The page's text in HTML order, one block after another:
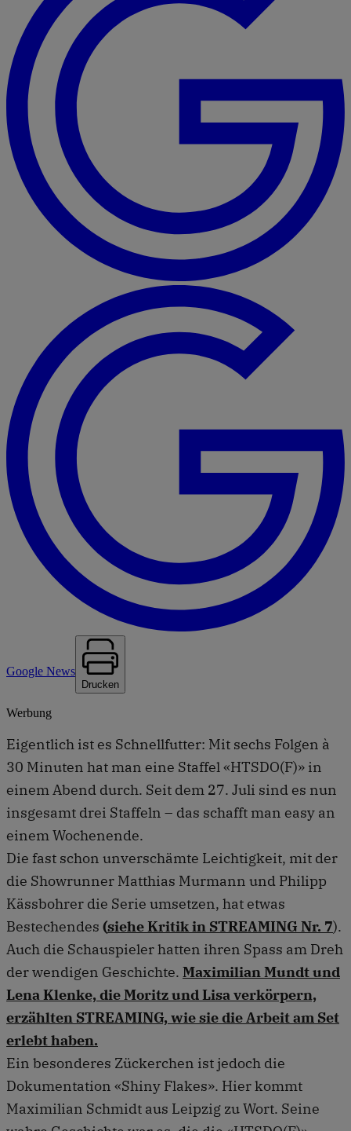
Google News
Drucken
Werbung
Eigentlich ist es Schnellfutter: Mit sechs Folgen à
30 Minuten hat man eine Staffel «HTSDO(F)» in
einem Abend durch. Seit dem 27. Juli sind es nun
insgesamt drei Staffeln – das schafft man easy an
einem Wochenende.
Die fast schon unverschämte Leichtigkeit, mit der
die Showrunner Matthias Murmann und Philipp
Kässbohrer die Serie umsetzen, hat etwas
Bestechendes (siehe Kritik in STREAMING Nr. 7).
Auch die Schauspieler hatten ihren Spass am Dreh
der wendigen Geschichte. Maximilian Mundt und
Lena Klenke, die Moritz und Lisa verkörpern,
erzählten STREAMING, wie sie die Arbeit am Set
erlebt haben.
Ein besonderes Zückerchen ist jedoch die
Dokumentation «Shiny Flakes». Hier kommt
Maximilian Schmidt aus Leipzig zu Wort. Seine